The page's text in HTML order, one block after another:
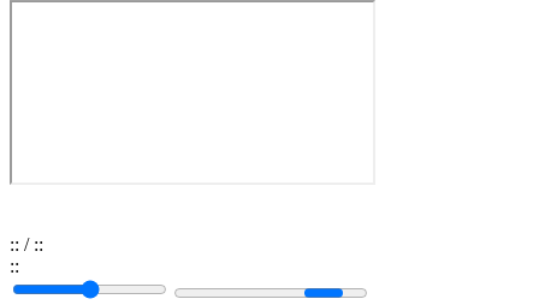
:: / ::
::